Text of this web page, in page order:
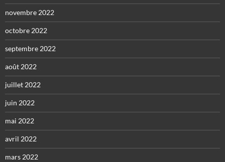
novembre 2022
octobre 2022
septembre 2022
août 2022
juillet 2022
juin 2022
mai 2022
avril 2022
mars 2022